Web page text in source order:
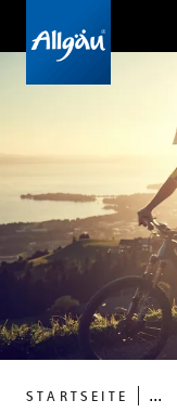
STARTSEITE ...